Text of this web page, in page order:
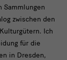
Sammlungen
zwischen den
Ich
für die
in Dresden,